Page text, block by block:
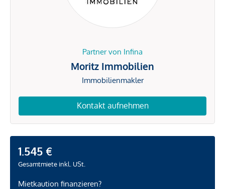
Partner von Infina
Moritz Immobilien
Immobilienmakler
Kontakt aufnehmen
1.545 €
Gesamtmiete inkl. USt.
Mietkaution finanzieren?